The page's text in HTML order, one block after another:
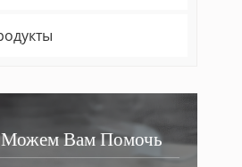
Вам Помочь